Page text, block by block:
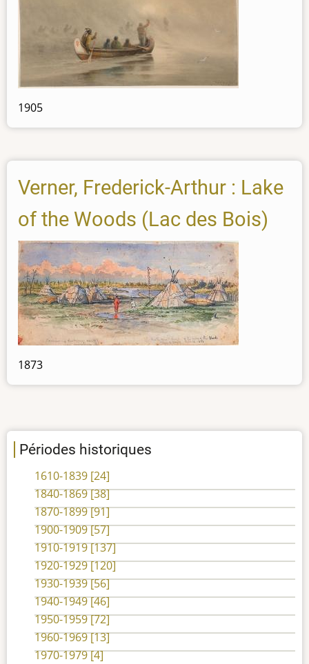
1905
Verner, Frederick-Arthur : Lake
of the Woods (Lac des Bois)
1873
Périodes historiques
1610-1839 [24]
1840-1869[38]
1870-1899[91]
1900-1909[57]
1910-1919[137]
1920-1929[120]
1930-1939[56]
1940-1949[46]
1950-1959[72]
1960-1969[13]
1970-1979[4]